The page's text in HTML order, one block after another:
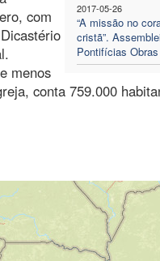
2017-05-26
“A missão no
cristã”.
Pontifícias
com
menos
conta 759.000